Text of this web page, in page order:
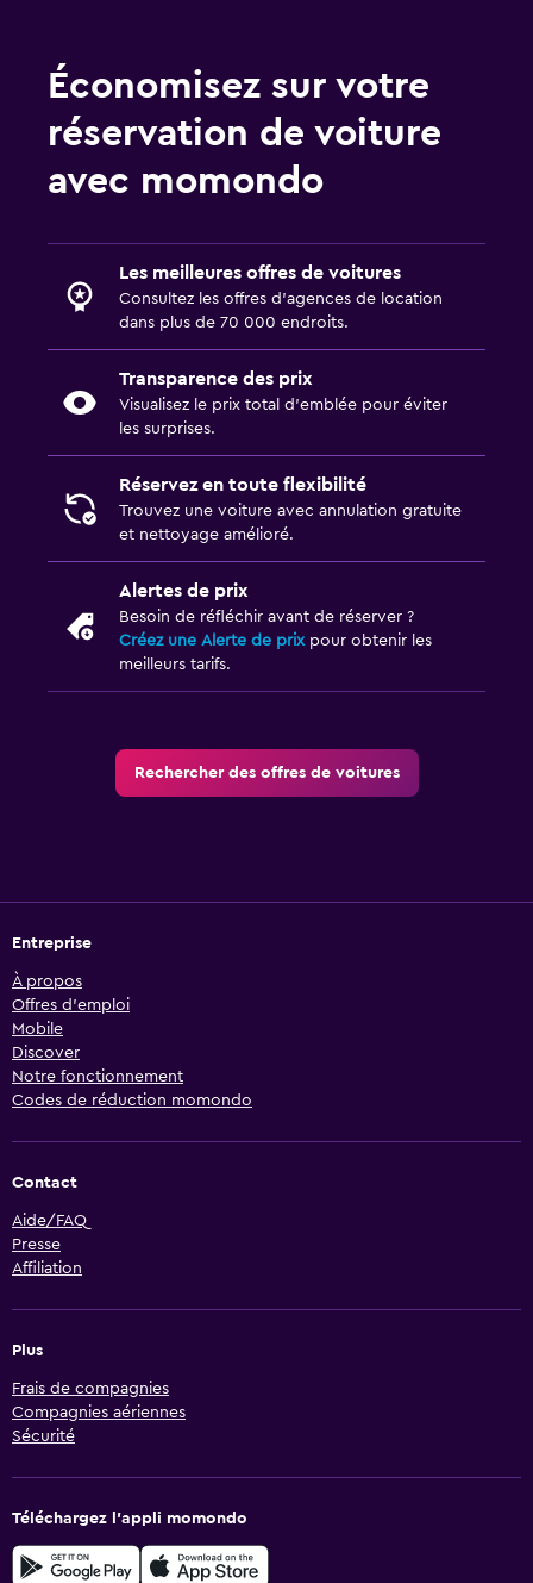
Économisez sur votre
réservation de voiture
avec momondo
Les meilleures offres de voitures
Consultez les offres d’agences de location
dans plus de 70 000 endroits.
Transparence des prix
Visualisez le prix total d’emblée pour éviter
les surprises.
Réservez en toute flexibilité
Trouvez une voiture avec annulation gratuite
et nettoyage amélioré.
Alertes de prix
Besoin de réfléchir avant de réserver ?
Créez une Alerte de prixpour obtenir les
meilleurs tarifs.
Rechercher des offres de voitures
Entreprise
À propos
Offres d’emploi
Mobile
Discover
Notre fonctionnement
Codes de réduction momondo
Contact
Aide/FAQ
Presse
Affiliation
Plus
Frais de compagnies
Compagnies aériennes
Sécurité
Téléchargez l’appli momondo